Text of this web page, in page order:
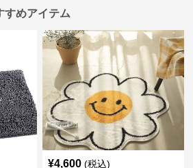
すめアイテム
¥4,600 (税込)